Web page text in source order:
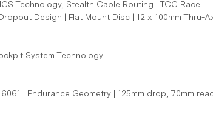
Technology, Stealth Cable Routing | TCC Race
Design | Flat Mount Disc | 12 x 100mm Thru-
System Technology
| Endurance Geometry | 125mm drop, 70mm